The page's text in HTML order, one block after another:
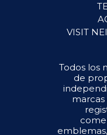
VISIT
Todos los
de
marcas